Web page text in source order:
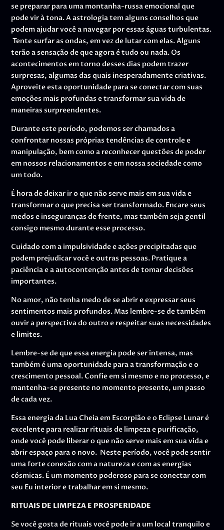
se preparar para uma montanha-russa emocional que
pode vir à tona. A astrologia tem alguns conselhos que
podem ajudar você a navegar por essas águas turbulentas.
Tente surfar as ondas, em vez de lutar com elas. Alguns
terão a sensação de que agora é tudo ou nada. Os
acontecimentos em torno desses dias podem trazer
surpresas, algumas das quais inesperadamente criativas.
Aproveite esta oportunidade para se conectar com suas
emoções mais profundas e transformar sua vida de
maneiras surpreendentes.
Durante este período, podemos ser chamados a
confrontar nossas próprias tendências de controle e
manipulação, bem como a reconhecer questões de poder
em nossos relacionamentos e em nossa sociedade como
um todo.
É hora de deixar ir o que não serve mais em sua vida e
transformar o que precisa ser transformado. Encare seus
medos e inseguranças de frente, mas também seja gentil
consigo mesmo durante esse processo.
Cuidado com a impulsividade e ações precipitadas que
podem prejudicar você e outras pessoas. Pratique a
paciência e a autocontenção antes de tomar decisões
importantes.
No amor, não tenha medo de se abrir e expressar seus
sentimentos mais profundos. Mas lembre-se de também
ouvir a perspectiva do outro e respeitar suas necessidades
e limites.
Lembre-se de que essa energia pode ser intensa, mas
também é uma oportunidade para a transformação e o
crescimento pessoal. Confie em si mesmo e no processo, e
mantenha-se presente no momento presente, um passo
de cada vez.
Essa energia da Lua Cheia em Escorpião e o Eclipse Lunar é
excelente para realizar rituais de limpeza e purificação,
onde você pode liberar o que não serve mais em sua vida e
abrir espaço para o novo. Neste período, você pode sentir
uma forte conexão com a natureza e com as energias
cósmicas. É um momento poderoso para se conectar com
seu Eu interior e trabalhar em si mesmo.
RITUAIS DE LIMPEZA E PROSPERIDADE
Se você gosta de rituais você pode ir a um local tranquilo e